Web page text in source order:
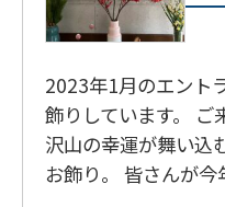
2023年1月のエント
飾りしています。 ご
沢山の幸運が舞い込
お飾り。 皆さんが